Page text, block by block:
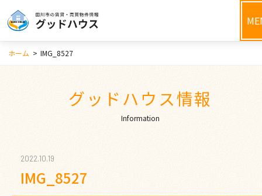
ホーム > IMG_8527
グッドハウス情報
Information
2022.10.19
IMG_8527